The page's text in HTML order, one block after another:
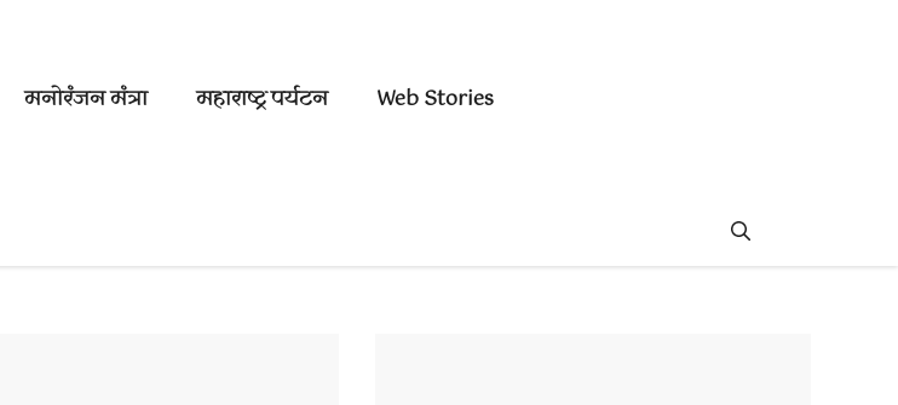
मनोरंजन मंत्रा महाराष्ट्र पर्यटन Web Stories